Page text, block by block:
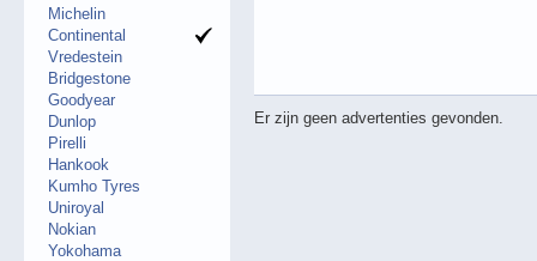
Er zijn geen advertenties gevonden.
Michelin
Continental
Vredestein
Bridgestone
Goodyear
Dunlop
Pirelli
Hankook
Kumho Tyres
Uniroyal
Nokian
Yokohama